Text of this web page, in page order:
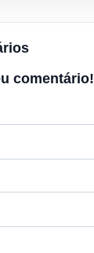
comentário!